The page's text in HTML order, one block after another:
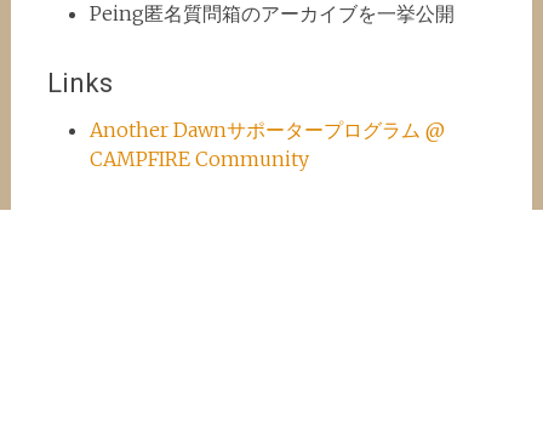
Peing匿名質問箱のアーカイブを一挙公開
Links
Another Dawnサポータープログラム @
CAMPFIRE Community